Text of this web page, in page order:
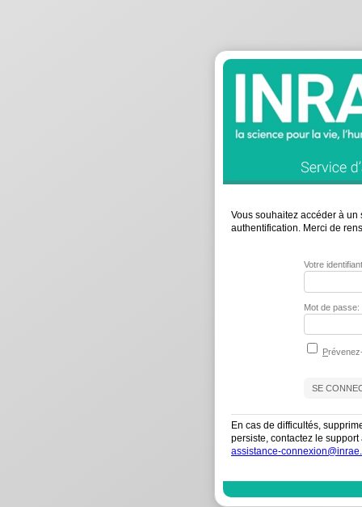
Vous souhaitez accéder à
authentification. Merci de
Votre
Mot de passe:
P
En cas de difficultés,
persiste, contactez le
assistance-